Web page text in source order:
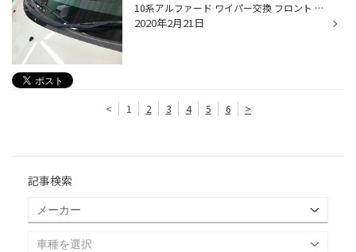
10系アルファード ワイパー交換 フロント 運転席側 PIAA 超協力シリコート WSU65 フロント 助手席側 PIAA 超強力シリコート WSU40 リア PIAA スーパーグラファイト替えゴム WGD400
2020年2月21日
< 1 2 3 4 5 6 >
記事検索